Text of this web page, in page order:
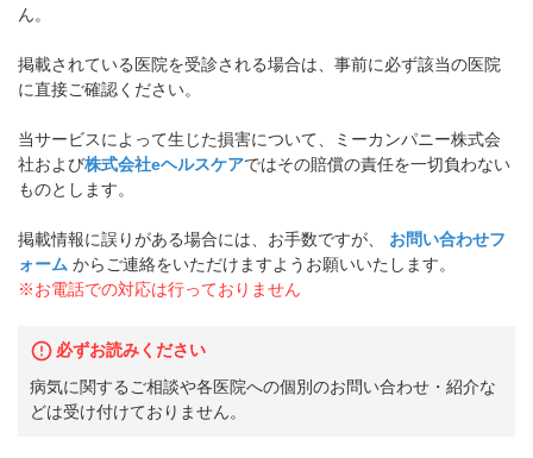
ん。
掲載されている医院を受診される場合は、事前に必ず該当の医院
に直接ご確認ください。
当サービスによって生じた損害について、ミーカンパニー株式会
社および株式会社eヘルスケアではその賠償の責任を一切負わない
ものとします。
掲載情報に誤りがある場合には、お手数ですが、
お問い合わせフ
ォーム からご連絡をいただけますようお願いいたします。
※お電話での対応は行っておりません
必ずお読みください
病気に関するご相談や各医院への個別のお問い合わせ・紹介な
どは受け付けておりません。